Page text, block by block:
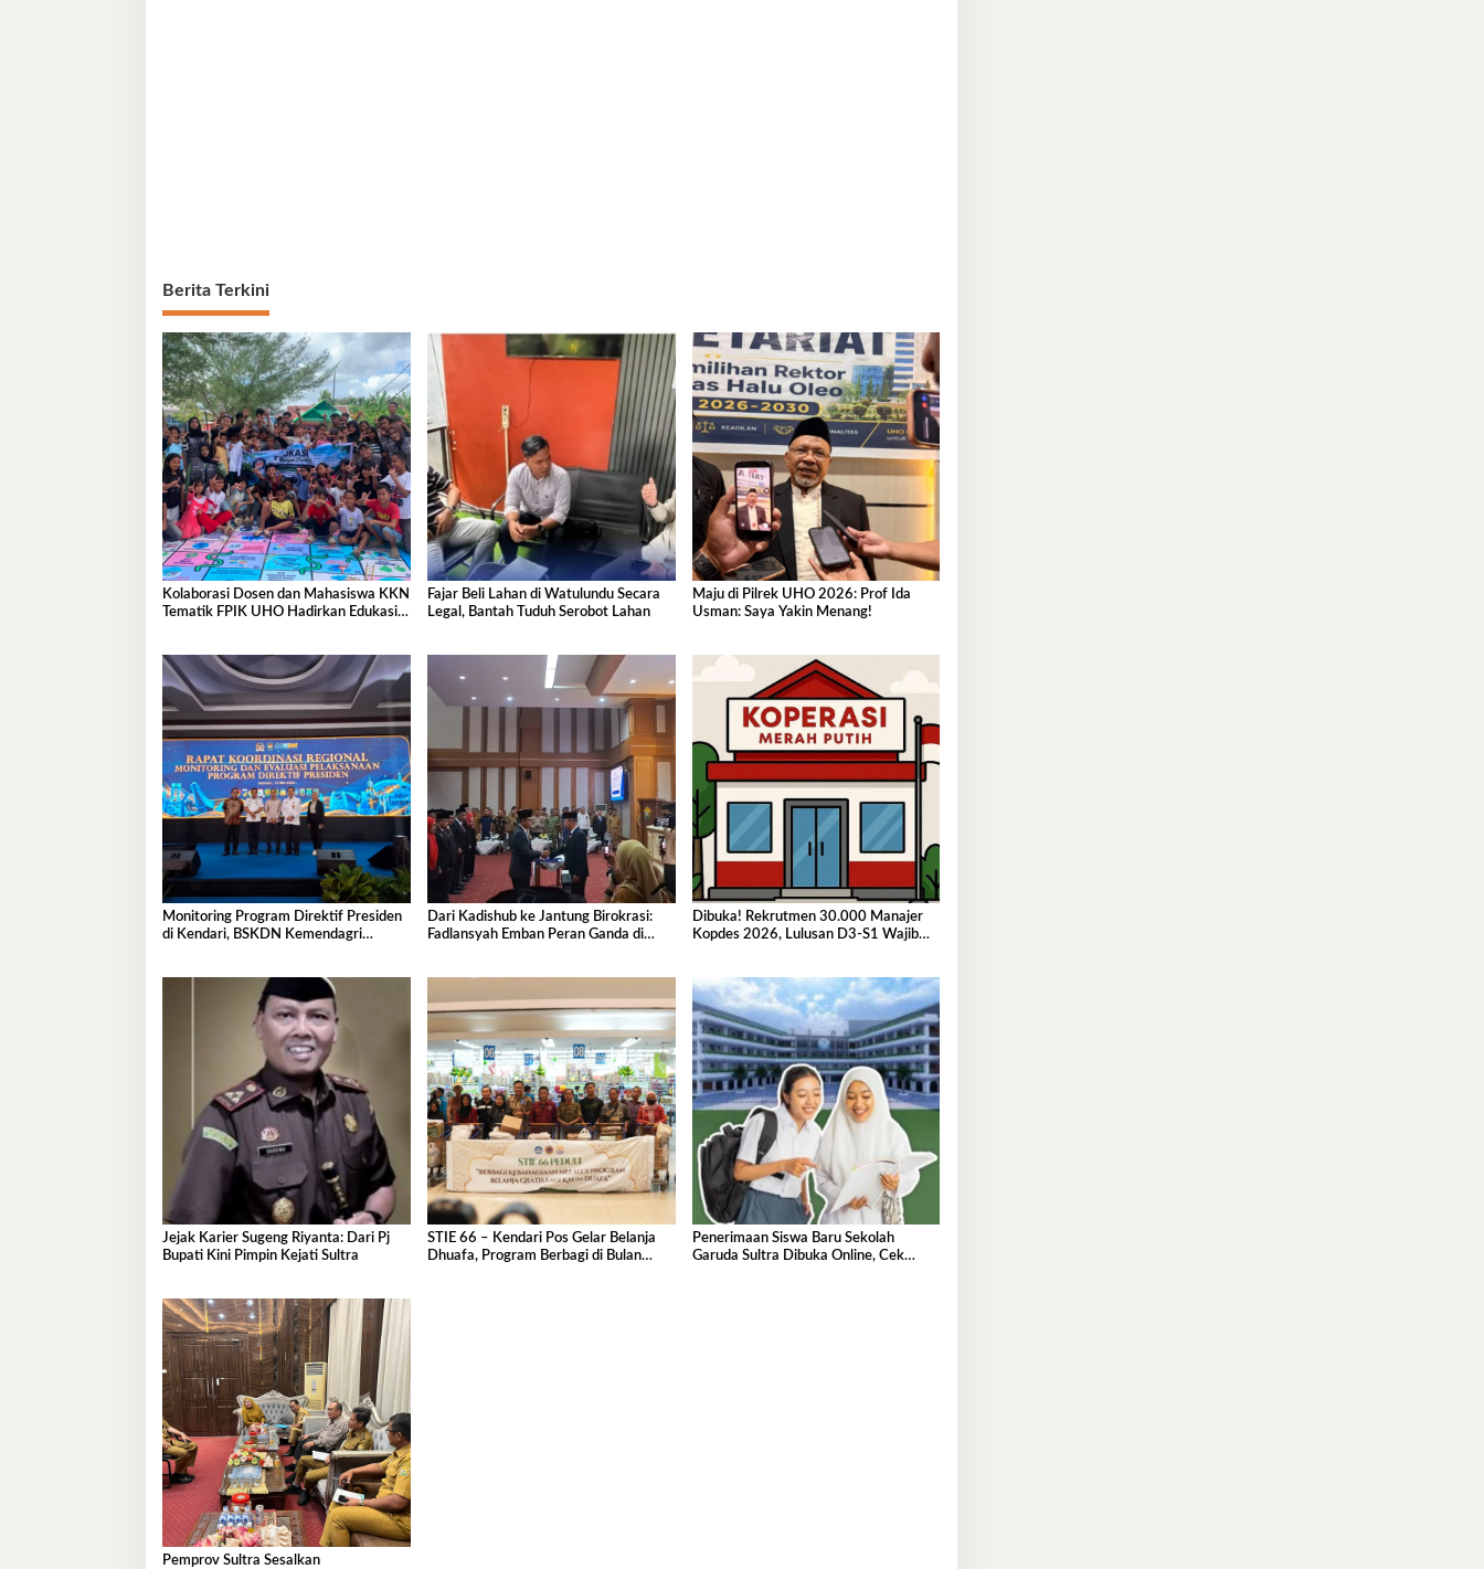
Berita Terkini
Kolaborasi Dosen dan Mahasiswa KKN
Tematik FPIK UHO Hadirkan Edukasi
Fajar Beli Lahan di Watulundu Secara
Legal, Bantah Tuduh Serobot Lahan
Maju di Pilrek UHO 2026: Prof Ida
Usman: Saya Yakin Menang!
Monitoring Program Direktif Presiden
di Kendari, BSKDN Kemendagri
Dari Kadishub ke Jantung Birokrasi:
Fadlansyah Emban Peran Ganda di
Dibuka! Rekrutmen 30.000 Manajer
Kopdes 2026, Lulusan D3-S1 Wajib
Jejak Karier Sugeng Riyanta: Dari Pj
Bupati Kini Pimpin Kejati Sultra
STIE 66 – Kendari Pos Gelar Belanja
Dhuafa, Program Berbagi di Bulan
Penerimaan Siswa Baru Sekolah
Garuda Sultra Dibuka Online, Cek
Pemprov Sultra Sesalkan